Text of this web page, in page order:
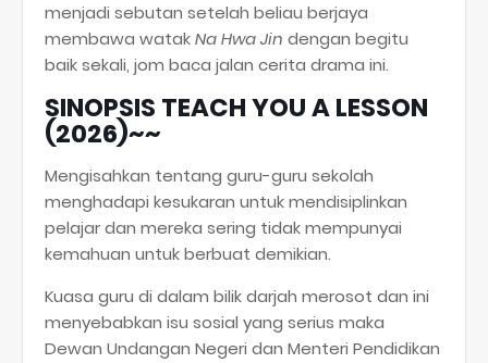
menjadi sebutan setelah beliau berjaya
membawa watakNa Hwa Jin dengan begitu
baik sekali, jom baca jalan cerita drama ini.
SINOPSIS TEACH YOU A LESSON
(2026)~~
Mengisahkan tentang guru-guru sekolah
menghadapi kesukaran untuk mendisiplinkan
pelajar dan mereka sering tidak mempunyai
kemahuan untuk berbuat demikian.
Kuasa guru di dalam bilik darjah merosot dan ini
menyebabkan isu sosial yang serius maka
Dewan Undangan Negeri dan Menteri Pendidikan